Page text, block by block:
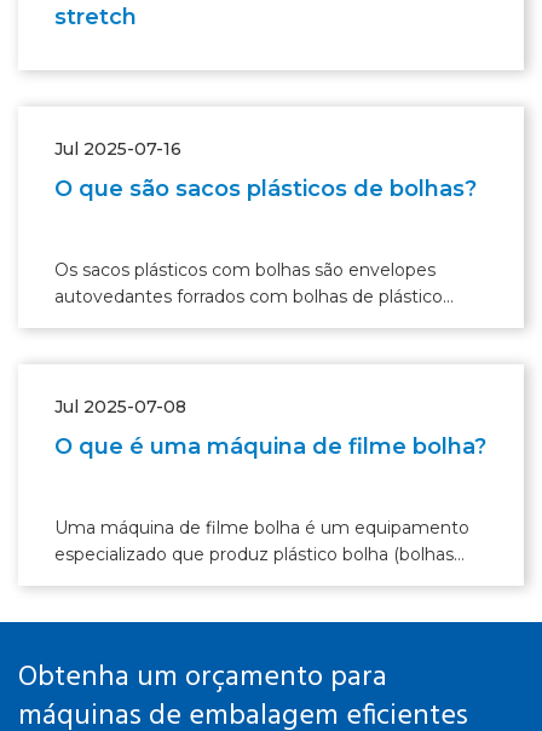
stretch
Jul 2025-07-16
O que são sacos plásticos de bolhas?
Os sacos plásticos com bolhas são envelopes
autovedantes forrados com bolhas de plástico
cheias de ar, proporcionando proteção leve e
Jul 2025-07-08
O que é uma máquina de filme bolha?
Uma máquina de filme bolha é um equipamento
especializado que produz plástico bolha (bolhas
cheias de ar para proteger produtos frágeis).
Obtenha um orçamento para
máquinas de embalagem eficientes